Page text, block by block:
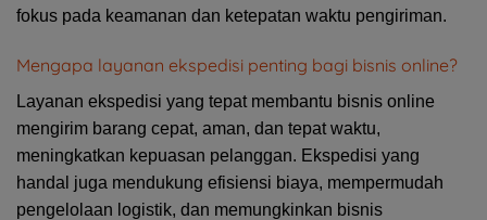
fokus pada keamanan dan ketepatan waktu pengiriman.
Mengapa layanan ekspedisi penting bagi bisnis online?
Layanan ekspedisi yang tepat membantu bisnis online
mengirim barang cepat, aman, dan tepat waktu,
meningkatkan kepuasan pelanggan. Ekspedisi yang
handal juga mendukung efisiensi biaya, mempermudah
pengelolaan logistik, dan memungkinkan bisnis